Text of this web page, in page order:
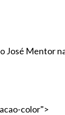
José Mentor
color">